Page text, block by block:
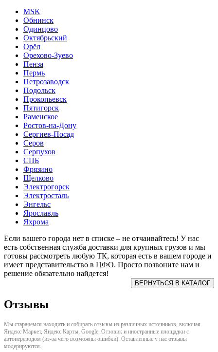
MSK
Обнинск
Одинцово
Октябрьский
Орёл
Орехово-Зуево
Пенза
Пермь
Петрозаводск
Подольск
Прокопьевск
Пятигорск
Раменское
Ростов-на-Дону
Сергиев-Посад
Серов
Серпухов
СПБ
Фрязино
Щелково
Электрогорск
Электросталь
Энгельс
Ярославль
Яхрома
Если вашего города нет в списке – не отчаивайтесь! У нас
есть собственная служба доставки для крупных грузов и мы
готовы рассмотреть любую ТК, которая есть в вашем городе и
имеет представительство в ЦФО. Просто позвоните нам и
решение обязательно найдется!
Отзывы
Мы стараяемся находить и собирать отзывы из различных источников, включая
Яндекс Маркет, Яндекс Карты, Google, Отзовик и иностранные площадки с
автопереводом (из-за чего возможны ошибки). Оставленные у нас отзывы
модерируются.